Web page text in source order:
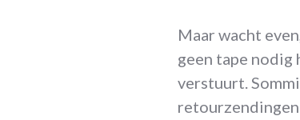
Maar wacht
geen tape nodig
verstuurt.